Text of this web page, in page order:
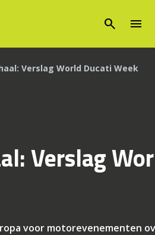
search menu
Verslag World Ducati Week
Verslag
voor motorevenementen